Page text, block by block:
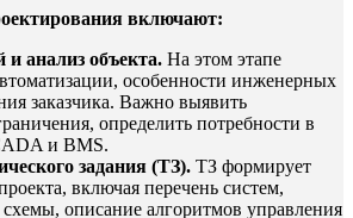
включают:
и анализ объекта. На этом этапе
особенности инженерных
заказчика. Важно выявить
определить потребности в
и BMS.
задания (ТЗ). ТЗ формирует
включая перечень систем,
описание алгоритмов управления